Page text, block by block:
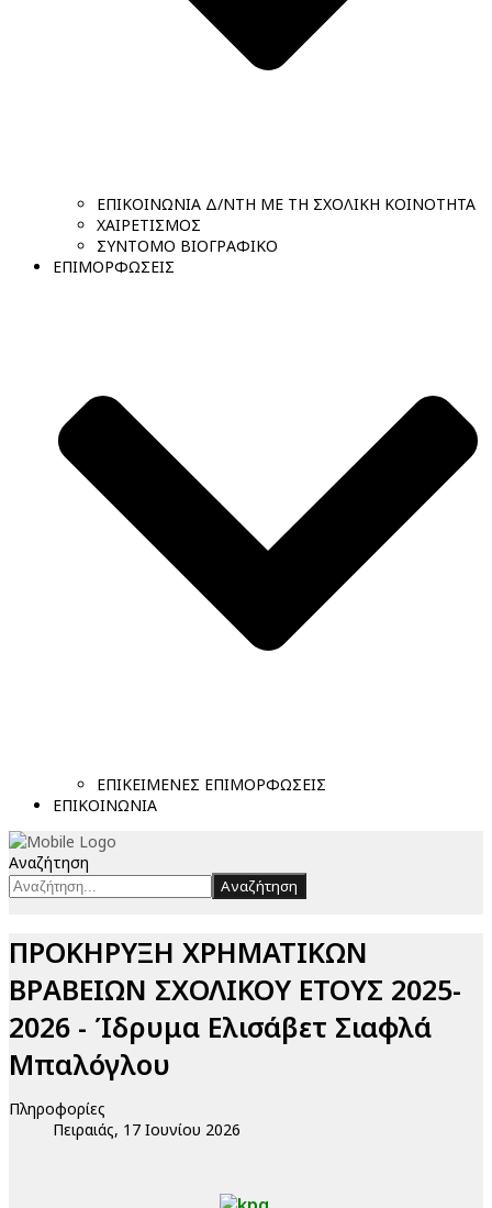
ΕΠΙΚΟΙΝΩΝΙΑ Δ/ΝΤΗ ΜΕ ΤΗ ΣΧΟΛΙΚΗ ΚΟΙΝΟΤΗΤΑ
ΧΑΙΡΕΤΙΣΜΟΣ
ΣΥΝΤΟΜΟ ΒΙΟΓΡΑΦΙΚΟ
ΕΠΙΜΟΡΦΩΣΕΙΣ
ΕΠΙΚΕΙΜΕΝΕΣ ΕΠΙΜΟΡΦΩΣΕΙΣ
ΕΠΙΚΟΙΝΩΝΙΑ
Αναζήτηση
Αναζήτηση
ΠΡΟΚΗΡΥΞΗ ΧΡΗΜΑΤΙΚΩΝ
ΒΡΑΒΕΙΩΝ ΣΧΟΛΙΚΟΥ ΕΤΟΥΣ 2025-
2026 - Ίδρυμα Ελισάβετ Σιαφλά
Μπαλόγλου
Πληροφορίες
Πειραιάς, 17 Ιουνίου 2026